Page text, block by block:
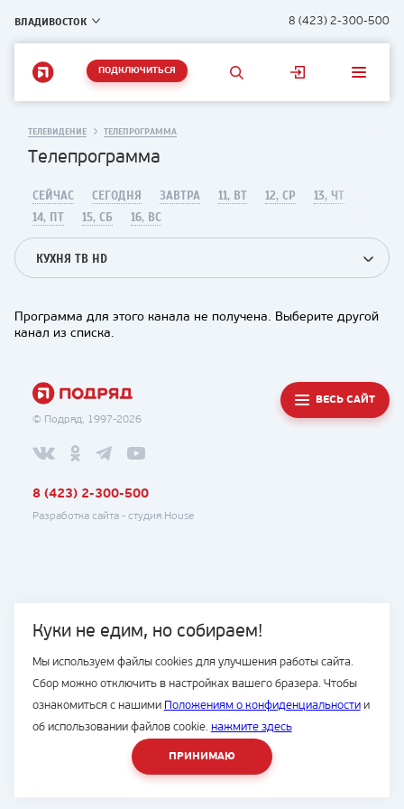
ВЛАДИВОСТОК 8 (423) 2-300-500
ПОДКЛЮЧИТЬСЯ
Куки не едим, но собираем!
Мы используем файлы cookies для улучшения работы сайта.
Сбор можно отключить в настройках вашего бразера. Чтобы
ознакомиться с нашими Положениям о конфиденциальностии
об использовании файлов cookie. нажмите здесь
ПРИНИМАЮ
ТЕЛЕВИДЕНИЕ ТЕЛЕПРОГРАММА
Телепрограмма
СЕЙЧАС СЕГОДНЯ ЗАВТРА 11, ВТ 12, СР
13, ЧТ
14, ПТ
15, СБ 16, ВС
КУХНЯ ТВ HD
Программа для этого канала не получена. Выберите другой
канал из списка.
© Подряд, 1997-2026
ВЕСЬ САЙТ
8 (423) 2-300-500
Разработка сайта - студия House